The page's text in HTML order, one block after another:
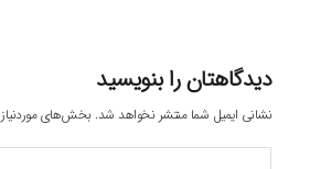
دیدگاهتان را بنویسید
نشانی ایمیل شما منتشر نخواهد شد. بخش‌های